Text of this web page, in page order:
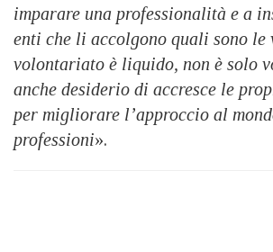
imparare una professionalità e a
enti che li accolgono quali sono le
volontariato è liquido, non è solo
anche desiderio di accresce le
per migliorare l’approccio al
professioni».